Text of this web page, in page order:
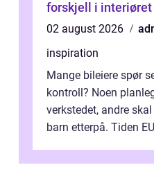
forskjell i interiøret
02 august 2026
inspiration
Mange bileiere spør
kontroll? Noen
verkstedet, andre
barn etterpå. Tiden